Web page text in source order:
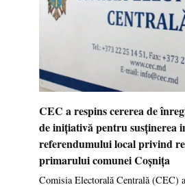
CEC a respins cererea de
de inițiativă pentru susținerea
referendumului local privind
primarului comunei Coșnița
Comisia Electorală Centrală (CEC)